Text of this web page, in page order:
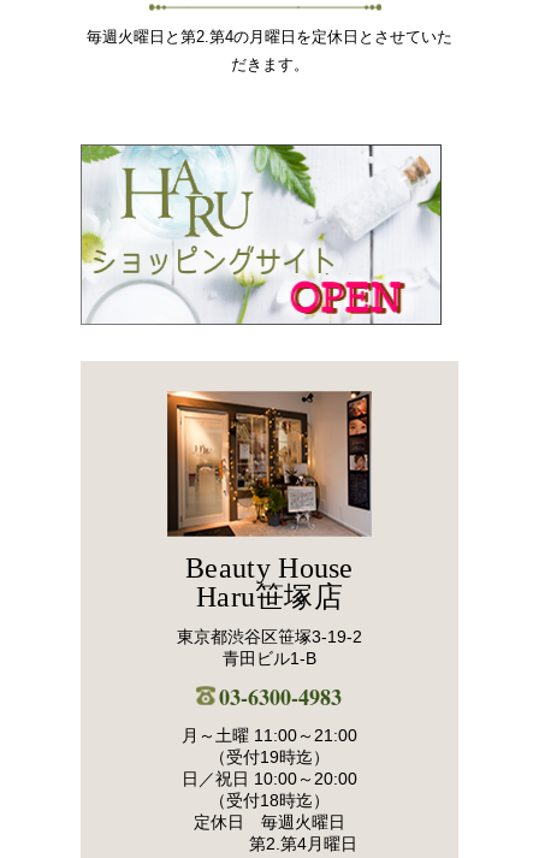
毎週火曜日と第2.第4の月曜日を定休日とさせていた
だきます。
Beauty House
Haru笹塚店
東京都渋谷区笹塚3-19-2
青田ビル1-B
03-6300-4983
月～土曜 11:00～21:00
（受付19時迄）
日／祝日 10:00～20:00
（受付18時迄）
定休日 毎週火曜日
第2.第4月曜日